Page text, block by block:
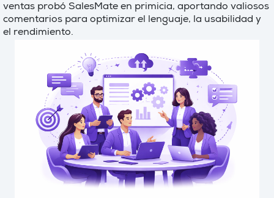
ventas probó SalesMate en primicia, aportando valiosos
comentarios para optimizar el lenguaje, la usabilidad y
el rendimiento.